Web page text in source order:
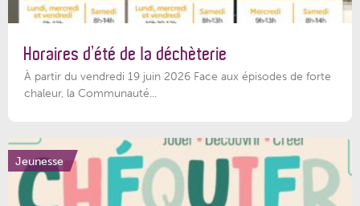
Horaires d’été de la déchèterie
À partir du vendredi 19 juin 2026 Face aux épisodes de forte
chaleur, la Communauté...
Jeunesse